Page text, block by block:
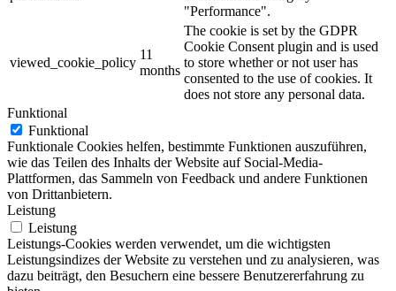
"Performance".
viewed_cookie_policy
11
months
The cookie is set by the GDPR
Cookie Consent plugin and is used
to store whether or not user has
consented to the use of cookies. It
does not store any personal data.
Funktional
Funktional
Funktionale Cookies helfen, bestimmte Funktionen auszuführen,
wie das Teilen des Inhalts der Website auf Social-Media-
Plattformen, das Sammeln von Feedback und andere Funktionen
von Drittanbietern.
Leistung
Leistung
Leistungs-Cookies werden verwendet, um die wichtigsten
Leistungsindizes der Website zu verstehen und zu analysieren, was
dazu beiträgt, den Besuchern eine bessere Benutzererfahrung zu